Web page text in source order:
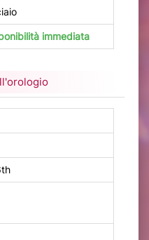
immediata